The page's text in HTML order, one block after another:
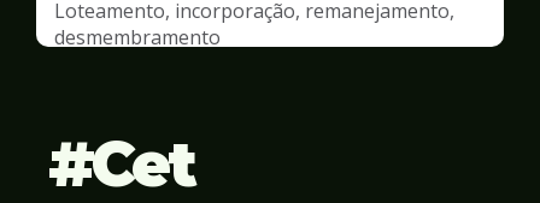
Loteamento, incorporação, remanejamento,
desmembramento
Cet